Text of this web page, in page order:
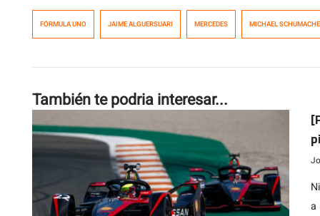
FÓRMULA UNO JAIME ALGUERSUARI MERCEDES MICHAEL
También te podria interesar...
a